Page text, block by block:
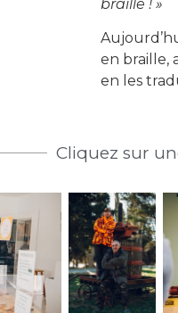
braille ! »
en braille,
en les
Cliquez sur